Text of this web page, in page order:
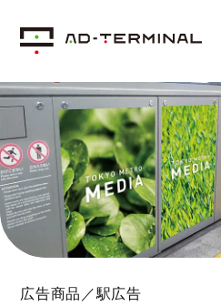
広告商品／駅広告